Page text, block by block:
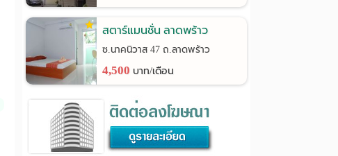
สตาร์แมนชั่น ลาดพร้าว
ซ.นาคนิวาส 47 ถ.ลาดพร้าว
4,500 บาท/เดือน